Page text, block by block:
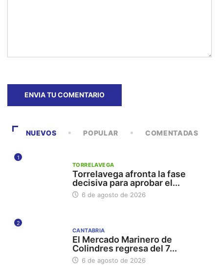
NUEVOS POPULAR COMENTADAS
1
TORRELAVEGA
Torrelavega afronta la fase
decisiva para aprobar el...
6 de agosto de 2026
2
CANTABRIA
El Mercado Marinero de
Colindres regresa del 7...
6 de agosto de 2026